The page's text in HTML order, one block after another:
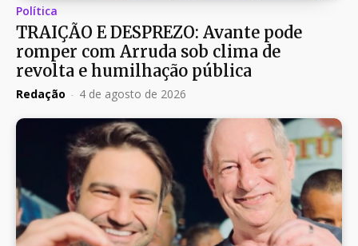
Política
TRAIÇÃO E DESPREZO: Avante pode
romper com Arruda sob clima de
revolta e humilhação pública
Redação - 4 de agosto de 2026